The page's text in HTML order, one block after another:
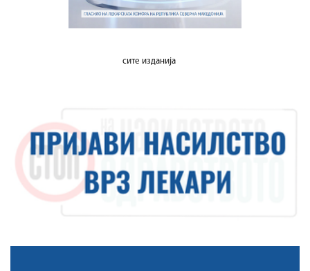
сите изданија